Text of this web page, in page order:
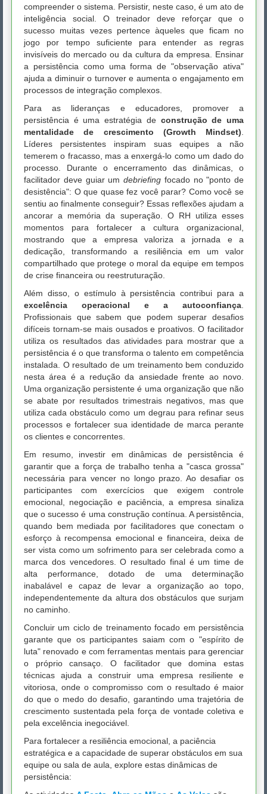
compreender o sistema. Persistir, neste caso, é um ato de
inteligência social. O treinador deve reforçar que o
sucesso muitas vezes pertence àqueles que ficam no
jogo por tempo suficiente para entender as regras
invisíveis do mercado ou da cultura da empresa. Ensinar
a persistência como uma forma de "observação ativa"
ajuda a diminuir o turnover e aumenta o engajamento em
processos de integração complexos.
Para as lideranças e educadores, promover a
persistência é uma estratégia de construção de uma
mentalidade de crescimento (Growth Mindset)
Líderes persistentes inspiram suas equipes a não
temerem o fracasso, mas a enxergá-lo como um dado do
processo. Durante o encerramento das dinâmicas, o
facilitador deve guiar um debriefing focado no "ponto de
desistência": O que quase fez você parar? Como você se
sentiu ao finalmente conseguir? Essas reflexões ajudam a
ancorar a memória da superação. O RH utiliza esses
momentos para fortalecer a cultura organizacional,
mostrando que a empresa valoriza a jornada e a
dedicação, transformando a resiliência em um valor
compartilhado que protege o moral da equipe em tempos
de crise financeira ou reestruturação.
Além disso, o estímulo à persistência contribui para a
excelência operacional e a autoconfiança
Profissionais que sabem que podem superar desafios
difíceis tornam-se mais ousados e proativos. O facilitador
utiliza os resultados das atividades para mostrar que a
persistência é o que transforma o talento em competência
instalada. O resultado de um treinamento bem conduzido
nesta área é a redução da ansiedade frente ao novo.
Uma organização persistente é uma organização que não
se abate por resultados trimestrais negativos, mas que
utiliza cada obstáculo como um degrau para refinar seus
processos e fortalecer sua identidade de marca perante
os clientes e concorrentes.
Em resumo, investir em dinâmicas de persistência é
garantir que a força de trabalho tenha a "casca grossa"
necessária para vencer no longo prazo. Ao desafiar os
participantes com exercícios que exigem controle
emocional, negociação e paciência, a empresa sinaliza
que o sucesso é uma construção contínua. A persistência,
quando bem mediada por facilitadores que conectam o
esforço à recompensa emocional e financeira, deixa de
ser vista como um sofrimento para ser celebrada como a
marca dos vencedores. O resultado final é um time de
alta performance, dotado de uma determinação
inabalável e capaz de levar a organização ao topo,
independentemente da altura dos obstáculos que surjam
no caminho.
Concluir um ciclo de treinamento focado em persistência
garante que os participantes saiam com o "espírito de
luta" renovado e com ferramentas mentais para gerenciar
o próprio cansaço. O facilitador que domina estas
técnicas ajuda a construir uma empresa resiliente e
vitoriosa, onde o compromisso com o resultado é maior
do que o medo do desafio, garantindo uma trajetória de
crescimento sustentada pela força de vontade coletiva e
pela excelência inegociável.
Para fortalecer a resiliência emocional, a paciência
estratégica e a capacidade de superar obstáculos em sua
equipe ou sala de aula, explore estas dinâmicas de
persistência: